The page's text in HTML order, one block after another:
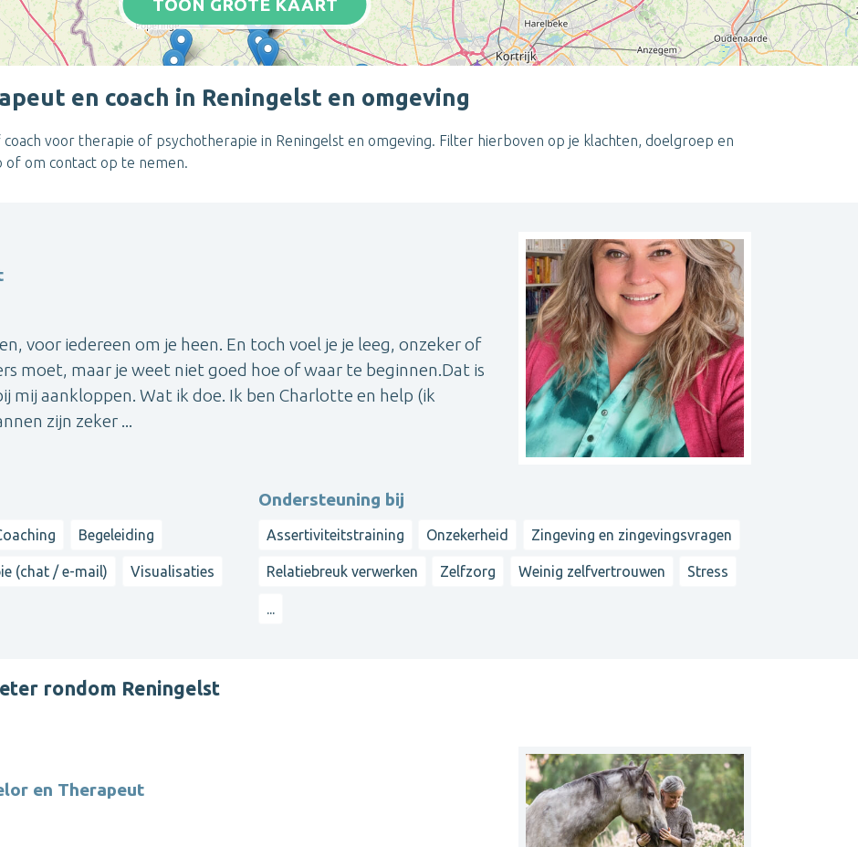
TOON GROTE KAART
en coach in Reningelst en omgeving
voor therapie of psychotherapie in Reningelst en omgeving. Filter hierboven op je klachten, doelgroep en
om contact op te nemen.
voor iedereen om je heen. En toch voel je je leeg, onzeker of
moet, maar je weet niet goed hoe of waar te beginnen.Dat is
mij aankloppen. Wat ik doe. Ik ben Charlotte en help (ik
zijn zeker ...
Begeleiding
(chat / e-mail) Visualisaties
Ondersteuning bij
Assertiviteitstraining Onzekerheid Zingeving en zingevingsvragen
Relatiebreuk verwerken Zelfzorg Weinig zelfvertrouwen Stress
rondom Reningelst
en Therapeut